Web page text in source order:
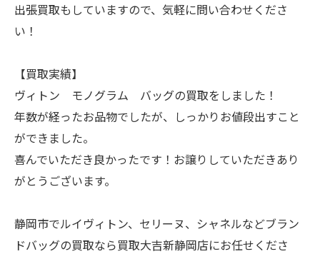
出張買取もしていますので、気軽に問い合わせくださ
い！
【買取実績】
ヴィトン モノグラム バッグの買取をしました！
年数が経ったお品物でしたが、しっかりお値段出すこと
ができました。
喜んでいただき良かったです！お譲りしていただきあり
がとうございます。
静岡市でルイヴィトン、セリーヌ、シャネルなどブラン
ドバッグの買取なら買取大吉新静岡店にお任せくださ